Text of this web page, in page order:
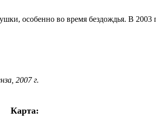
особенно во время бездождья. В
2007 г.
Карта: